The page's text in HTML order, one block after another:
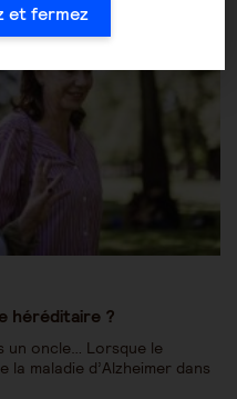
héréditaire ?
un oncle… Lorsque le
maladie d’Alzheimer dans
et fermez